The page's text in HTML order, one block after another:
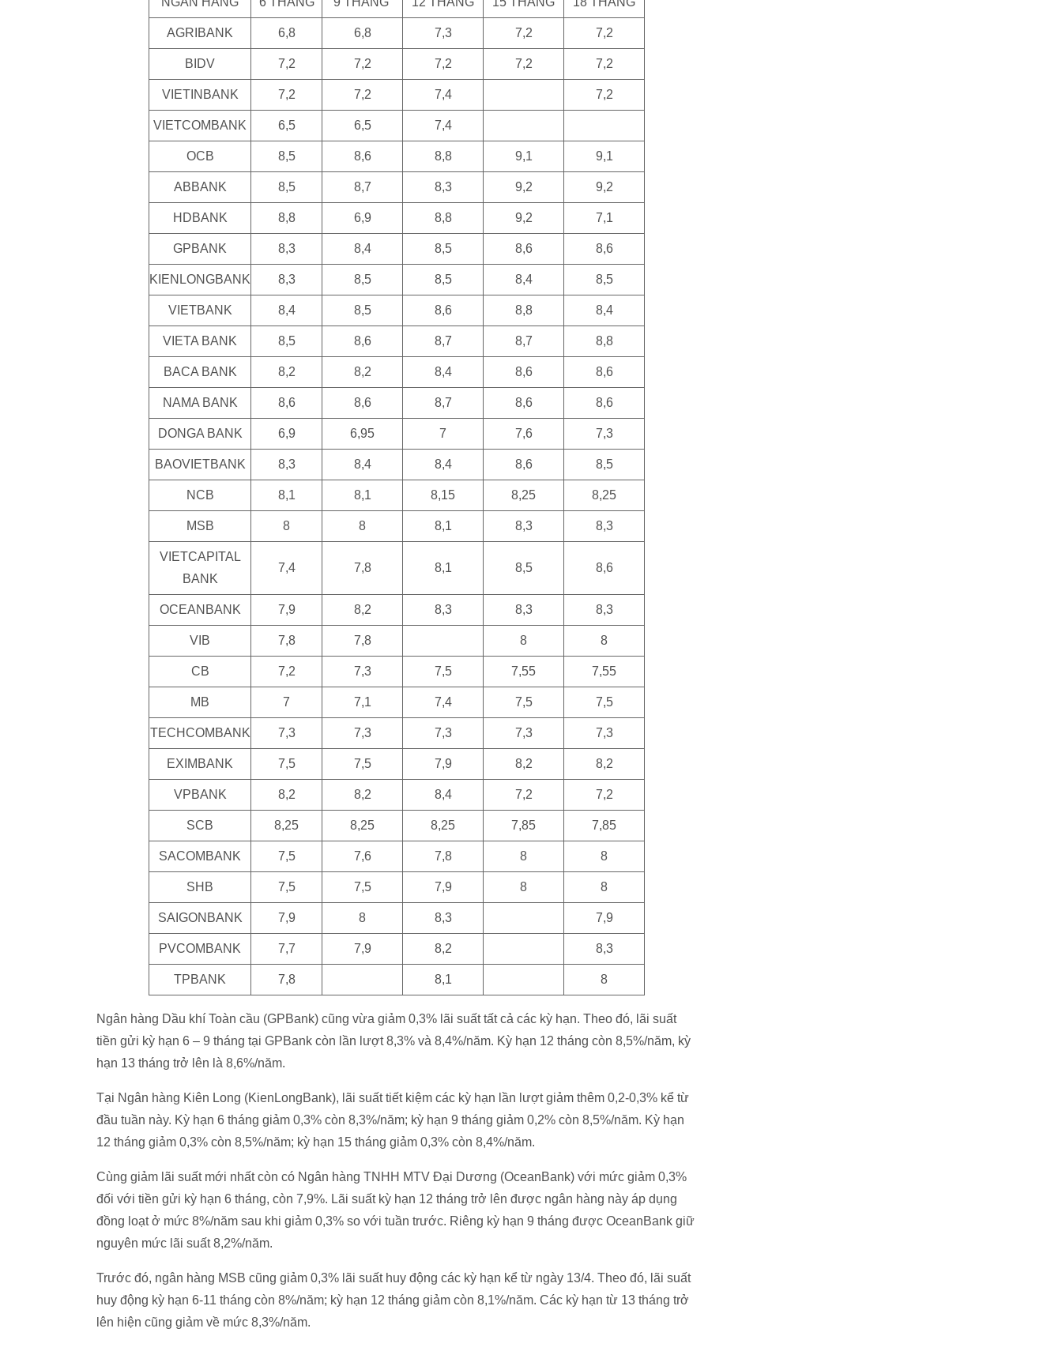
AGRIBANK 6,8 6,8 7,3 7,2 7,2
BIDV 7,2 7,2 7,2 7,2 7,2
VIETINBANK 7,2 7,2 7,4 7,2
VIETCOMBANK 6,5 6,5 7,4
OCB 8,5 8,6 8,8 9,1 9,1
ABBANK 8,5 8,7 8,3 9,2 9,2
HDBANK 8,8 6,9 8,8 9,2 7,1
GPBANK 8,3 8,4 8,5 8,6 8,6
KIENLONGBANK 8,3 8,5 8,5 8,4 8,5
VIETBANK 8,4 8,5 8,6 8,8 8,4
VIETA BANK 8,5 8,6 8,7 8,7 8,8
BACA BANK 8,2 8,2 8,4 8,6 8,6
NAMA BANK 8,6 8,6 8,7 8,6 8,6
DONGA BANK 6,9 6,95 7 7,6 7,3
BAOVIETBANK 8,3 8,4 8,4 8,6 8,5
NCB 8,1 8,1 8,15 8,25 8,25
MSB 8 8 8,1 8,3 8,3
VIETCAPITAL
BANK
7,4 7,8 8,1 8,5 8,6
OCEANBANK 7,9 8,2 8,3 8,3 8,3
VIB 7,8 7,8 8 8
CB 7,2 7,3 7,5 7,55 7,55
MB 7 7,1 7,4 7,5 7,5
TECHCOMBANK 7,3 7,3 7,3 7,3 7,3
EXIMBANK 7,5 7,5 7,9 8,2 8,2
VPBANK 8,2 8,2 8,4 7,2 7,2
SCB 8,25 8,25 8,25 7,85 7,85
SACOMBANK 7,5 7,6 7,8 8 8
SHB 7,5 7,5 7,9 8 8
SAIGONBANK 7,9 8 8,3 7,9
PVCOMBANK 7,7 7,9 8,2 8,3
TPBANK 7,8 8,1 8
Ngân hàng Dầu khí Toàn cầu (GPBank) cũng vừa giảm 0,3% lãi suất tất cả các kỳ hạn. Theo đó, lãi suất
tiền gửi kỳ hạn 6 – 9 tháng tại GPBank còn lần lượt 8,3% và 8,4%/năm. Kỳ hạn 12 tháng còn 8,5%/năm, kỳ
hạn 13 tháng trở lên là 8,6%/năm.
Tại Ngân hàng Kiên Long (KienLongBank), lãi suất tiết kiệm các kỳ hạn lần lượt giảm thêm 0,2-0,3% kể từ
đầu tuần này. Kỳ hạn 6 tháng giảm 0,3% còn 8,3%/năm; kỳ hạn 9 tháng giảm 0,2% còn 8,5%/năm. Kỳ hạn
12 tháng giảm 0,3% còn 8,5%/năm; kỳ hạn 15 tháng giảm 0,3% còn 8,4%/năm.
Cùng giảm lãi suất mới nhất còn có Ngân hàng TNHH MTV Đại Dương (OceanBank) với mức giảm 0,3%
đối với tiền gửi kỳ hạn 6 tháng, còn 7,9%. Lãi suất kỳ hạn 12 tháng trở lên được ngân hàng này áp dụng
đồng loạt ở mức 8%/năm sau khi giảm 0,3% so với tuần trước. Riêng kỳ hạn 9 tháng được OceanBank giữ
nguyên mức lãi suất 8,2%/năm.
Trước đó, ngân hàng MSB cũng giảm 0,3% lãi suất huy động các kỳ hạn kể từ ngày 13/4. Theo đó, lãi suất
huy động kỳ hạn 6-11 tháng còn 8%/năm; kỳ hạn 12 tháng giảm còn 8,1%/năm. Các kỳ hạn từ 13 tháng trở
lên hiện cũng giảm về mức 8,3%/năm.